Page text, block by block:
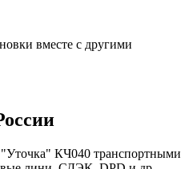
вместе с другими
КЧ040 транспортными